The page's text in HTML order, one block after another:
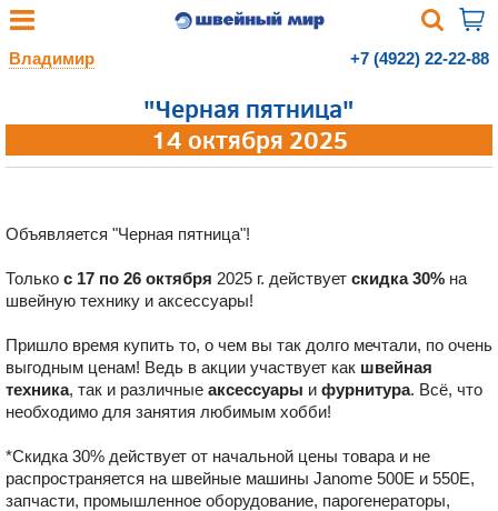
Владимир +7 (4922) 22-22-88
"Черная пятница"
14 октября 2025
Объявляется "Черная пятница"!
Только с 17 по 26 октября 2025 г. действует скидка 30% на
швейную технику и аксессуары!
Пришло время купить то, о чем вы так долго мечтали, по очень
выгодным ценам! Ведь в акции участвует как швейная
техника, так и различные аксессуары и фурнитура. Всё, что
необходимо для занятия любимым хобби!
*Скидка 30% действует от начальной цены товара и не
распространяется на швейные машины Janome 500E и 550Е,
запчасти, промышленное оборудование, парогенераторы,